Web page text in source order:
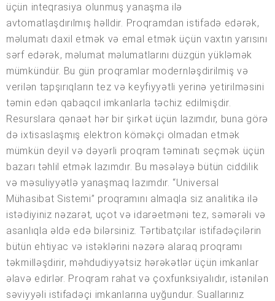
üçün inteqrasiya olunmuş yanaşma ilə
avtomatlaşdırılmış həlldir. Proqramdan istifadə edərək,
məlumatı daxil etmək və emal etmək üçün vaxtın yarısını
sərf edərək, məlumat məlumatlarını düzgün yükləmək
mümkündür. Bu gün proqramlar modernləşdirilmiş və
verilən tapşırıqların tez və keyfiyyətli yerinə yetirilməsini
təmin edən qabaqcıl imkanlarla təchiz edilmişdir.
Resurslara qənaət hər bir şirkət üçün lazımdır, buna görə
də ixtisaslaşmış elektron köməkçi olmadan etmək
mümkün deyil və dəyərli proqram təminatı seçmək üçün
bazarı təhlil etmək lazımdır. Bu məsələyə bütün ciddilik
və məsuliyyətlə yanaşmaq lazımdır. “Universal
Mühasibat Sistemi” proqramını almaqla siz analitika ilə
istədiyiniz nəzarət, uçot və idarəetməni tez, səmərəli və
asanlıqla əldə edə bilərsiniz. Tərtibatçılar istifadəçilərin
bütün ehtiyac və istəklərini nəzərə alaraq proqramı
təkmilləşdirir, məhdudiyyətsiz hərəkətlər üçün imkanlar
əlavə edirlər. Proqram rahat və çoxfunksiyalıdır, istənilən
səviyyəli istifadəçi imkanlarına uyğundur. Suallarınız